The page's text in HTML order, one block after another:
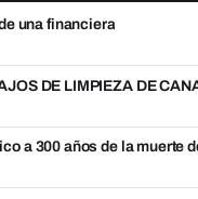
una financiera
DE LIMPIEZA DE
a 300 años de la muerte